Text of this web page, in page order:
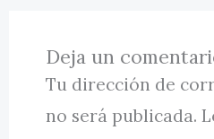
Deja un
Tu dirección de
no será publicada.